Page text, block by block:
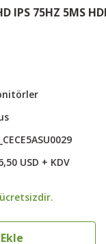
IPS 75HZ 5MS
USD + KDV